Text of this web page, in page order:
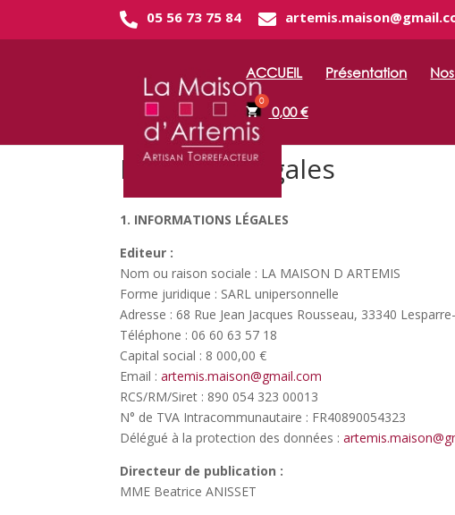
05 56 73 75 84
ACCUEIL Présentation
0,00€
Mentions légales
1. INFORMATIONS LÉGALES
Editeur :
Nom ou raison sociale : LA MAISON D ARTEMIS
Forme juridique : SARL unipersonnelle
Adresse : 68 Rue Jean Jacques Rousseau, 33340
Téléphone : 06 60 63 57 18
Capital social : 8 000,00 €
Email :artemis.maison@gmail.com
RCS/RM/Siret : 890 054 323 00013
N° de TVA Intracommunautaire : FR40890054323
Délégué à la protection des données :
Directeur de publication :
MME Beatrice ANISSET